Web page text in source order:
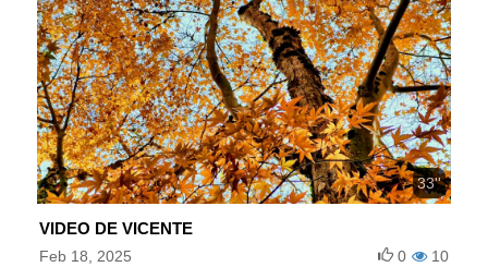
33''
VIDEO DE VICENTE
Feb 18, 2025 10
0